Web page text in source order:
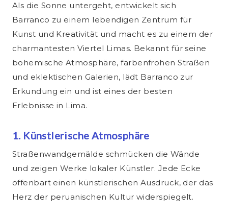
Als die Sonne untergeht, entwickelt sich
Barranco zu einem lebendigen Zentrum für
Kunst und Kreativität und macht es zu einem der
charmantesten Viertel Limas. Bekannt für seine
bohemische Atmosphäre, farbenfrohen Straßen
und eklektischen Galerien, lädt Barranco zur
Erkundung ein und ist eines der besten
Erlebnisse in Lima.
1. Künstlerische Atmosphäre
Straßenwandgemälde schmücken die Wände
und zeigen Werke lokaler Künstler. Jede Ecke
offenbart einen künstlerischen Ausdruck, der das
Herz der peruanischen Kultur widerspiegelt.